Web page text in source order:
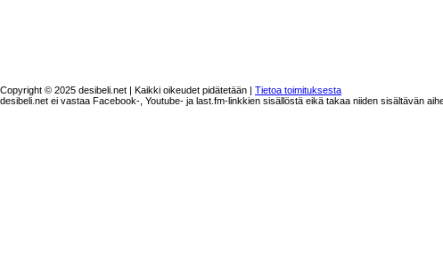
Copyright © 2025 desibeli.net | Kaikki oikeudet pidätetään | Tietoa toimituksesta
desibeli.net ei vastaa Facebook-, Youtube- ja last.fm-linkkien sisällöstä eikä takaa niiden sisältävän